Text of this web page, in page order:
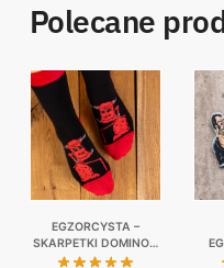
Polecane
EGZORCYSTA –
SKARPETKI DOMINO |
ŻEGNAJ BIEDO